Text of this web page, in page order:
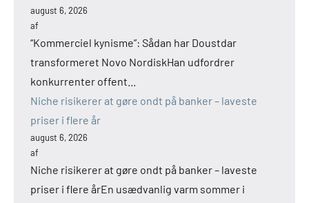
august 6, 2026
af
“Kommerciel kynisme”: Sådan har Doustdar
transformeret Novo NordiskHan udfordrer
konkurrenter offent...
Niche risikerer at gøre ondt på banker – laveste
priser i flere år
august 6, 2026
af
Niche risikerer at gøre ondt på banker – laveste
priser i flere årEn usædvanlig varm sommer i